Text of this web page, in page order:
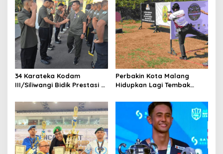
34 Karateka Kodam
III/Siliwangi Bidik Prestasi di
2026
Perbakin Kota Malang
Hidupkan Lagi Tembak
IPSC Mini Tourney Seri I